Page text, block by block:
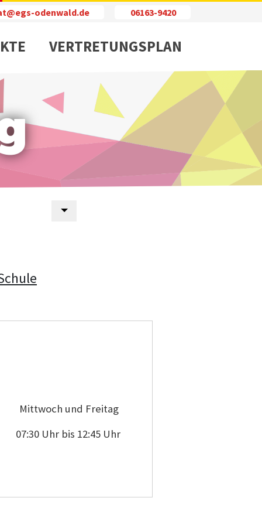
odenwald.de 06163-9420
VERTRETUNGSPLAN
Mittwoch und Freitag
07:30 Uhr bis 12:45 Uhr